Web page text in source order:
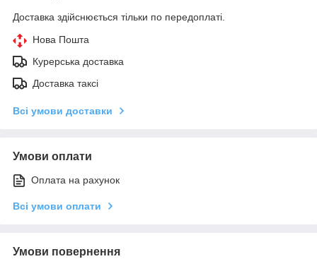
Доставка здійснюється тільки по передоплаті.
Нова Пошта
Курерська доставка
Доставка таксі
Всі умови доставки
Умови оплати
Оплата на рахунок
Всі умови оплати
Умови повернення